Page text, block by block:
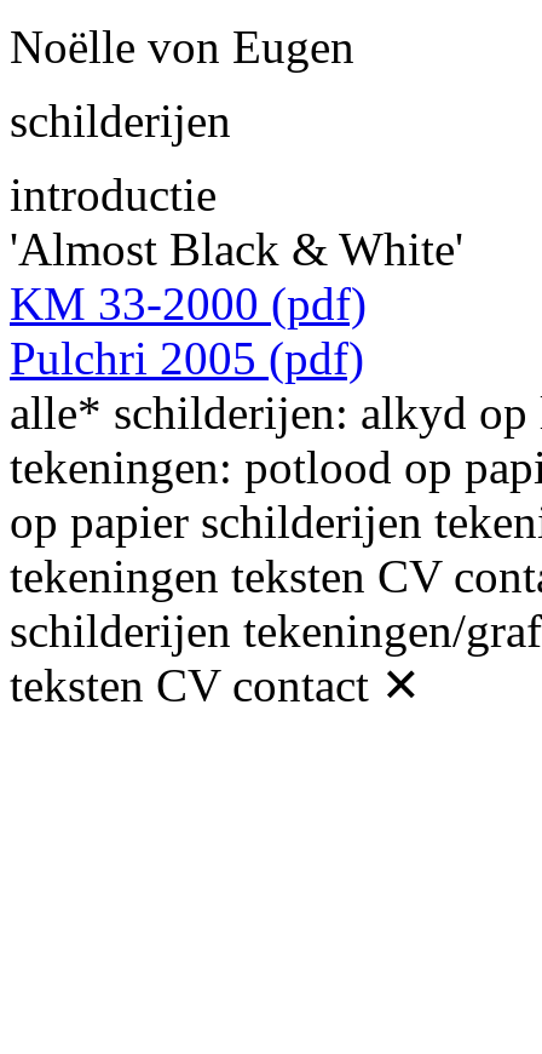
Noëlle von Eugen
schilderijen
introductie
'Almost Black & White'
KM 33-2000 (pdf)
Pulchri 2005 (pdf)
alle* schilderijen: alkyd
tekeningen: potlood op
op papier schilderijen
tekeningen teksten CV
schilderijen tekeningen/
teksten CV contact ✕